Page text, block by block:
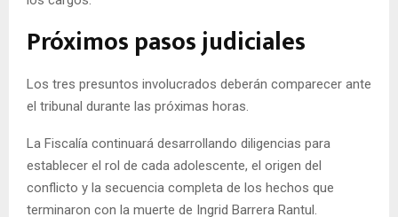
Próximos pasos judiciales
Los tres presuntos involucrados deberán comparecer ante
el tribunal durante las próximas horas.
La Fiscalía continuará desarrollando diligencias para
establecer el rol de cada adolescente, el origen del
conflicto y la secuencia completa de los hechos que
terminaron con la muerte de Ingrid Barrera Rantul.